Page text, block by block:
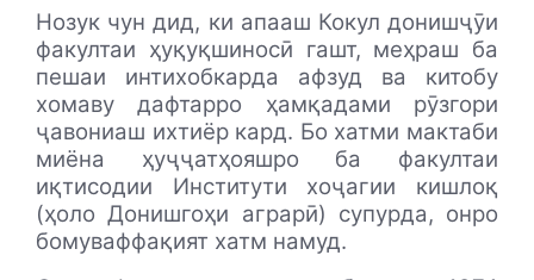
Нозук чун дид, ки апааш Кокул донишҷӯи
факултаи ҳуқуқшиносӣ гашт, меҳраш ба
пешаи интихобкарда афзуд ва китобу
хомаву дафтарро ҳамқадами рӯзгори
ҷавониаш ихтиёр кард. Бо хатми мактаби
миёна ҳуҷҷатҳояшро ба факултаи
иқтисодии Институти хоҷагии кишлоқ
(ҳоло Донишгоҳи аграрӣ) супурда, онро
бомуваффақият хатм намуд.